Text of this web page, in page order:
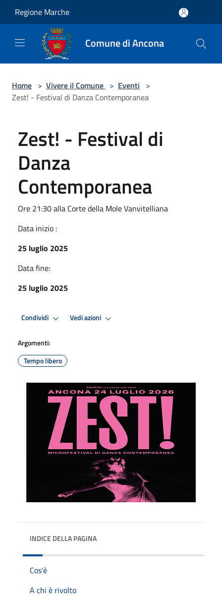
Regione Marche
Comune di Ancona
Home > Vivere il Comune > Eventi >
Zest! - Festival di Danza Contemporanea
Zest! - Festival di
Danza
Contemporanea
Ore 21:30 alla Corte della Mole Vanvitelliana
Data inizio :
25 luglio 2025
Data fine:
25 luglio 2025
Condividi Vedi azioni
Argomenti:
Tempo libero
INDICE DELLA PAGINA
Cos'è
A chi è rivolto